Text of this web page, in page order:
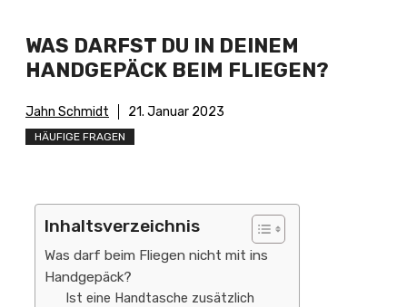
WAS DARFST DU IN DEINEM
HANDGEPÄCK BEIM FLIEGEN?
Jahn Schmidt 21. Januar 2023
HÄUFIGE FRAGEN
Inhaltsverzeichnis
Was darf beim Fliegen nicht mit ins
Handgepäck?
Ist eine Handtasche zusätzlich